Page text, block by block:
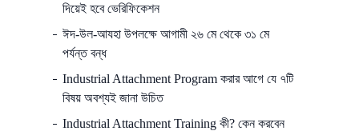
দিয়েই হবে ভেরিফিকেশন
ঈদ-উল-আযহা উপলক্ষে আগামী ২৬ মে থেকে ৩১ মে
পর্যন্ত বন্ধ
Industrial Attachment Program করার আগে যে ৭টি
বিষয় অবশ্যই জানা উচিত
Industrial Attachment Training কী? কেন করবেন